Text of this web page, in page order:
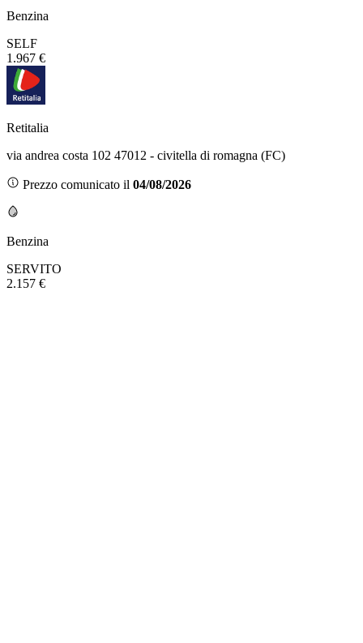
Benzina
SELF
1.967 €
Retitalia
via andrea costa 102 47012 - civitella di romagna (FC)
Prezzo comunicato il 04/08/2026
Benzina
SERVITO
2.157 €